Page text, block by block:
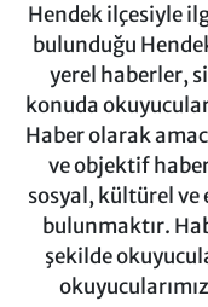
Hendek ilçesiyle
bulunduğu
yerel haberler,
konuda
Haber olarak
ve objektif
sosyal, kültürel
bulunmaktır.
şekilde